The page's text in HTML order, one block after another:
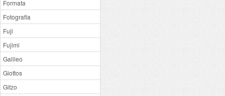
Formata
Fotografia
Fuji
Fujimi
Galileo
Giottos
Gitzo